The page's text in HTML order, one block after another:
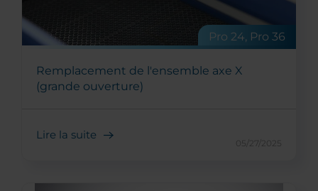
Pro 24, Pro 36
Remplacement de l'ensemble axe X
(grande ouverture)
Lire la suite
05/27/2025